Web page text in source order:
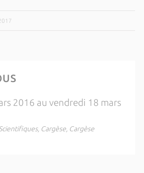
2016 au vendredi 18 mars
Cargèse, Cargèse